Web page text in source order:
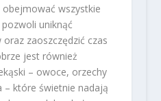
obejmować wszystkie
uniknąć
zaoszczędzić czas
jest również
– owoce, orzechy
– które świetnie nadają